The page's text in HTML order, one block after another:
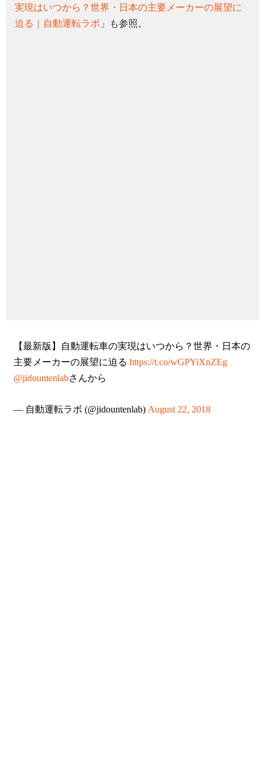
実現はいつから？世界・日本の主要メーカーの展望に
迫る｜自動運転ラボ 」も参照。
【最新版】自動運転車の実現はいつから？世界・日本の
主要メーカーの展望に迫る https://t.co/wGPYiXnZEg
@jidountenlabさんから
— 自動運転ラボ (@jidountenlab) August 22, 2018